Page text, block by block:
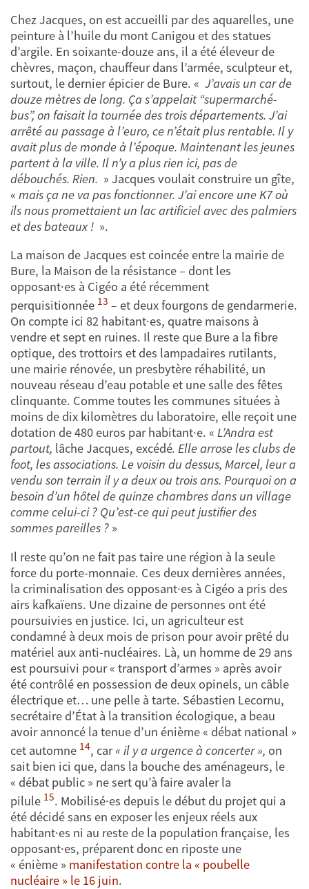
Chez Jacques, on est accueilli par des aquarelles, une
peinture à l’huile du mont Canigou et des statues
d’argile. En soixante-douze ans, il a été éleveur de
chèvres, maçon, chauffeur dans l’armée, sculpteur et,
surtout, le dernier épicier de Bure. « J’avais un car de
douze mètres de long. Ça s’appelait “supermarché-
bus”, on faisait la tournée des trois départements. J’ai
arrêté au passage à l’euro, ce n’était plus rentable. Il y
avait plus de monde à l’époque. Maintenant les jeunes
partent à la ville. Il n’y a plus rien ici, pas de
débouchés. Rien. » Jacques voulait construire un gîte,
« mais ça ne va pas fonctionner. J’ai encore une K7 où
ils nous promettaient un lac artificiel avec des palmiers
et des bateaux ! ».
La maison de Jacques est coincée entre la mairie de
Bure, la Maison de la résistance – dont les
opposant·es à Cigéo a été récemment
perquisitionnée 13 – et deux fourgons de gendarmerie.
On compte ici 82 habitant·es, quatre maisons à
vendre et sept en ruines. Il reste que Bure a la fibre
optique, des trottoirs et des lampadaires rutilants,
une mairie rénovée, un presbytère réhabilité, un
nouveau réseau d’eau potable et une salle des fêtes
clinquante. Comme toutes les communes situées à
moins de dix kilomètres du laboratoire, elle reçoit une
dotation de 480 euros par habitant·e. « L’Andra est
partout, lâche Jacques, excédé. Elle arrose les clubs de
foot, les associations. Le voisin du dessus, Marcel, leur a
vendu son terrain il y a deux ou trois ans. Pourquoi on a
besoin d’un hôtel de quinze chambres dans un village
comme celui-ci ? Qu’est-ce qui peut justifier des
sommes pareilles ? »
Il reste qu’on ne fait pas taire une région à la seule
force du porte-monnaie. Ces deux dernières années,
la criminalisation des opposant·es à Cigéo a pris des
airs kafkaïens. Une dizaine de personnes ont été
poursuivies en justice. Ici, un agriculteur est
condamné à deux mois de prison pour avoir prêté du
matériel aux anti-nucléaires. Là, un homme de 29 ans
est poursuivi pour « transport d’armes » après avoir
été contrôlé en possession de deux opinels, un câble
électrique et… une pelle à tarte. Sébastien Lecornu,
secrétaire d’État à la transition écologique, a beau
avoir annoncé la tenue d’un énième « débat national »
cet automne 14, car« il y a urgence à concerter », on
sait bien ici que, dans la bouche des aménageurs, le
« débat public » ne sert qu’à faire avaler la
pilule 15. Mobilisé·es depuis le début du projet qui a
été décidé sans en exposer les enjeux réels aux
habitant·es ni au reste de la population française, les
opposant·es, préparent donc en riposte une
« énième » manifestation contre la « poubelle
nucléaire » le 16 juin.